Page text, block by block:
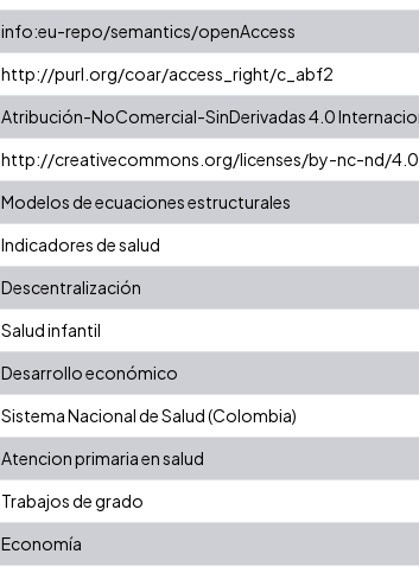
info:eu-repo/semantics/openAccess
http://purl.org/coar/access_right/c_abf2
Atribución-NoComercial-SinDerivadas 4.0
http://creativecommons.org/licenses/by-nc-nd/
Modelos de ecuaciones estructurales
Indicadores de salud
Descentralización
Salud infantil
Desarrollo económico
Sistema Nacional de Salud (Colombia)
Atencion primaria en salud
Trabajos de grado
Economía